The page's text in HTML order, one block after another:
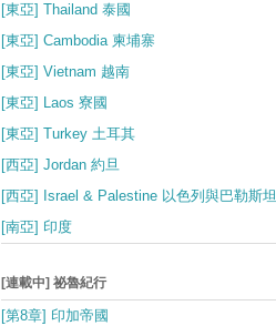
[東亞] Thailand 泰國
[東亞] Cambodia 柬埔寨
[東亞] Vietnam 越南
[東亞] Laos 寮國
[東亞] Turkey 土耳其
[西亞] Jordan 約旦
[西亞] Israel & Palestine 以色列與巴勒斯坦
[南亞] 印度
[連載中] 祕魯紀行
[第8章] 印加帝國